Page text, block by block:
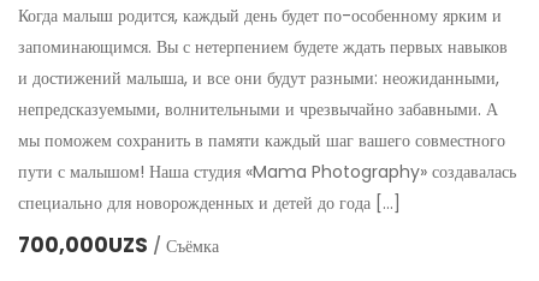
Когда малыш родится, каждый день будет по-особенному ярким и
запоминающимся. Вы с нетерпением будете ждать первых навыков
и достижений малыша, и все они будут разными: неожиданными,
непредсказуемыми, волнительными и чрезвычайно забавными. А
мы поможем сохранить в памяти каждый шаг вашего совместного
пути с малышом! Наша студия «Mama Photography» создавалась
специально для новорожденных и детей до года […]
700,000UZS / Съёмка